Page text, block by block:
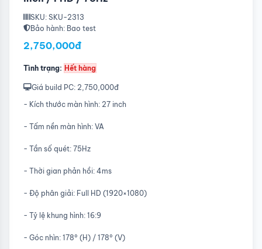
SKU: SKU-2313
Bảo hành: Bao test
2,750,000đ
Tình trạng: Hết hàng
Giá build PC: 2,750,000đ
- Kích thước màn hình: 27 inch
- Tấm nền màn hình: VA
- Tần số quét: 75Hz
- Thời gian phản hồi: 4ms
- Độ phân giải: Full HD (1920×1080)
- Tỷ lệ khung hình: 16:9
- Góc nhìn: 178° (H) / 178° (V)